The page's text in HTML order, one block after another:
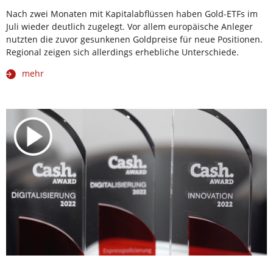
Nach zwei Monaten mit Kapitalabflüssen haben Gold-ETFs im
Juli wieder deutlich zugelegt. Vor allem europäische Anleger
nutzten die zuvor gesunkenen Goldpreise für neue Positionen.
Regional zeigen sich allerdings erhebliche Unterschiede.
mehr